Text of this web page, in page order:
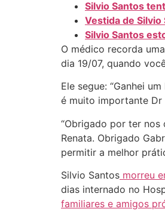
Silvio Santos
Vestida de Silvio
Silvio Santos
O médico recorda
dia 19/07, quando
Ele segue: “Ganhei
é muito importante Dr
“Obrigado por ter nos
Renata. Obrigado
permitir a melhor
Silvio Santos morreu
dias internado no
familiares e amigos